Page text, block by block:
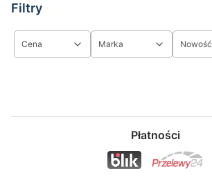
Filtry
Cena Marka Nowość
Płatności